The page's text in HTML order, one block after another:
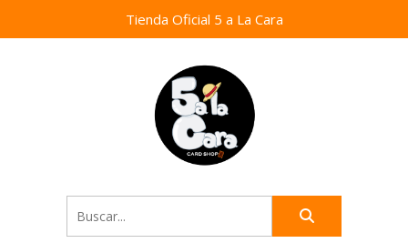
Tienda Oficial 5 a La Cara